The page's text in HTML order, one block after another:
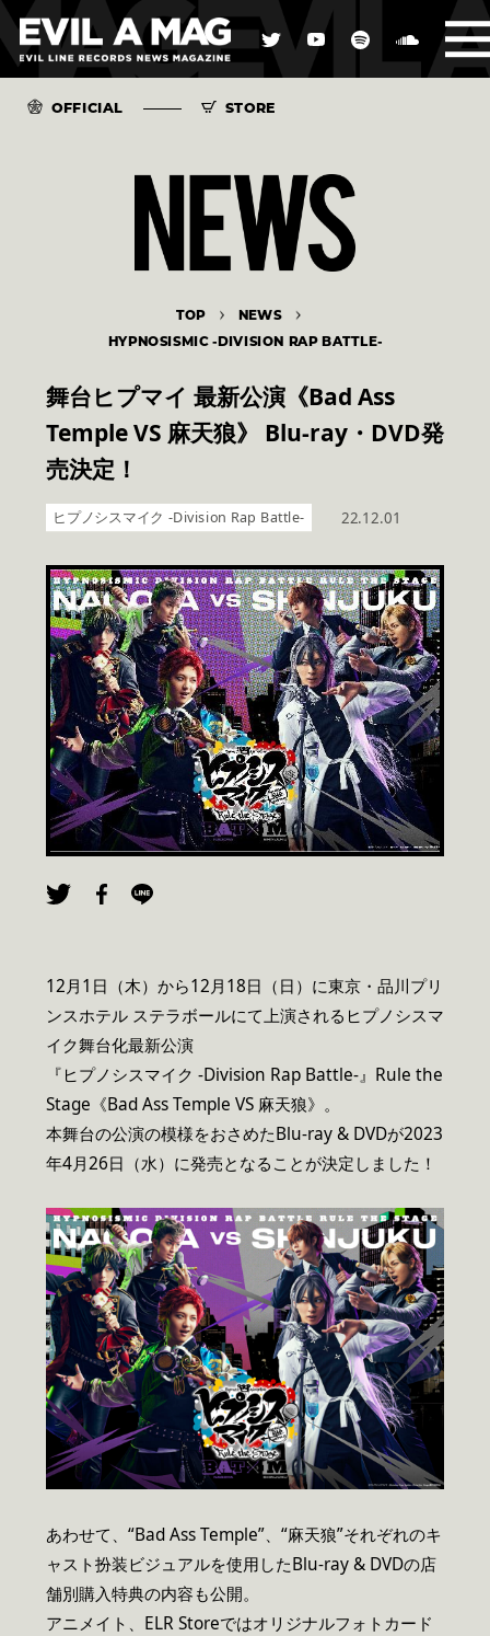
OFFICIAL STORE
TOP NEWS
HYPNOSISMIC -DIVISION RAP BATTLE-
舞台ヒプマイ 最新公演《Bad Ass
Temple VS 麻天狼》 Blu-ray・DVD発
売決定！
ヒプノシスマイク -Division Rap Battle- 22.12.01
12月1日（木）から12月18日（日）に東京・品川プリ
ンスホテル ステラボールにて上演されるヒプノシスマ
イク舞台化最新公演
『ヒプノシスマイク -Division Rap Battle-』Rule the
Stage《Bad Ass Temple VS 麻天狼》。
本舞台の公演の模様をおさめたBlu-ray & DVDが2023
年4月26日（水）に発売となることが決定しました！
あわせて、“Bad Ass Temple”、“麻天狼”それぞれのキ
ャスト扮装ビジュアルを使用したBlu-ray & DVDの店
舗別購入特典の内容も公開。
アニメイト、ELR Storeではオリジナルフォトカード